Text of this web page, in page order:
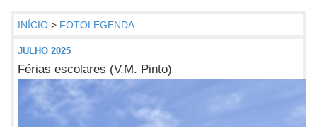
INÍCIO > FOTOLEGENDA
JULHO 2025
Férias escolares (V.M. Pinto)